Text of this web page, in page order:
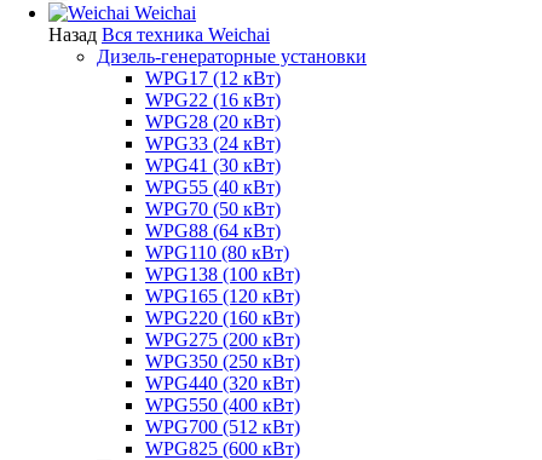
Weichai
Назад Вся техника Weichai
Дизель-генераторные установки
WPG17 (12 кВт)
WPG22 (16 кВт)
WPG28 (20 кВт)
WPG33 (24 кВт)
WPG41 (30 кВт)
WPG55 (40 кВт)
WPG70 (50 кВт)
WPG88 (64 кВт)
WPG110 (80 кВт)
WPG138 (100 кВт)
WPG165 (120 кВт)
WPG220 (160 кВт)
WPG275 (200 кВт)
WPG350 (250 кВт)
WPG440 (320 кВт)
WPG550 (400 кВт)
WPG700 (512 кВт)
WPG825 (600 кВт)